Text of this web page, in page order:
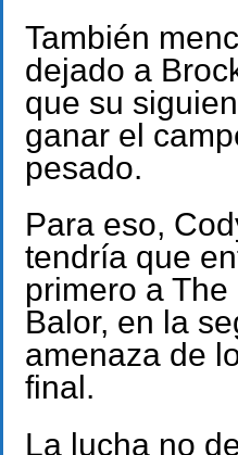
También
dejado a
que su
ganar el
pesado.
Para eso,
tendría que
primero a The
Balor, en la
amenaza de
final.
La lucha no